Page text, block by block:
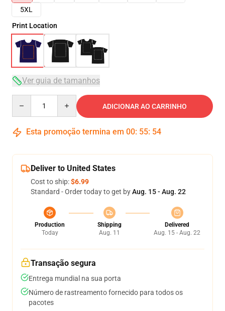
5XL
Print Location
Ver guia de tamanhos
ADICIONAR AO CARRINHO
Esta promoção termina em 00: 55: 54
Deliver to United States
Cost to ship:$6.99
Standard - Order today to get byAug. 15 - Aug. 22
Production
Today
Shipping
Aug. 11
Delivered
Aug. 15 - Aug. 22
Transação segura
Entrega mundial na sua porta
Número de rastreamento fornecido para todos os
pacotes